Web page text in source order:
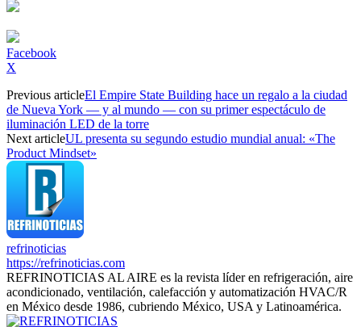
Facebook
X
Previous articleEl Empire State Building hace un regalo a la ciudad
de Nueva York — y al mundo — con su primer espectáculo de
iluminación LED de la torre
Next articleUL presenta su segundo estudio mundial anual: «The
Product Mindset»
refrinoticias
https://refrinoticias.com
REFRINOTICIAS AL AIRE es la revista líder en refrigeración, aire
acondicionado, ventilación, calefacción y automatización HVAC/R
en México desde 1986, cubriendo México, USA y Latinoamérica.